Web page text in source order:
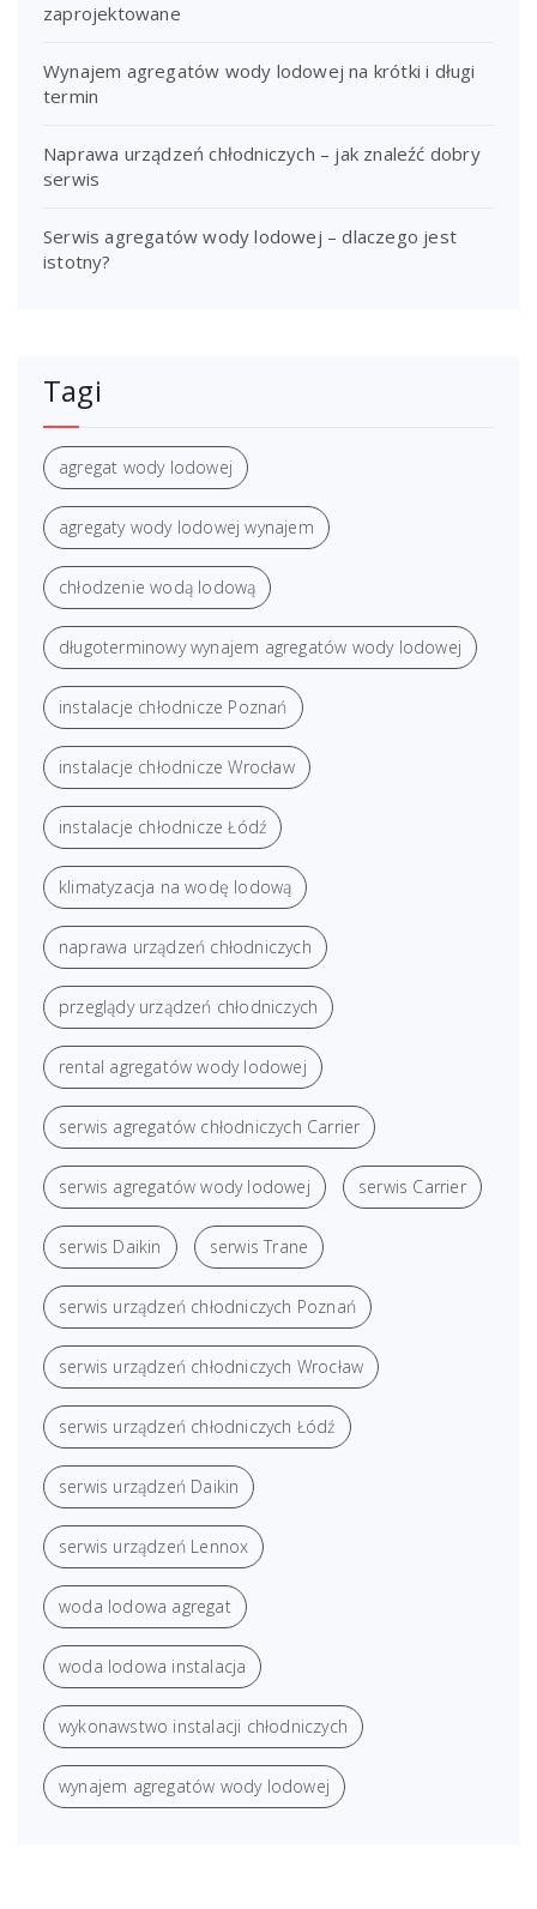
zaprojektowane
Wynajem agregatów wody lodowej na krótki i długi
termin
Naprawa urządzeń chłodniczych – jak znaleźć dobry
serwis
Serwis agregatów wody lodowej – dlaczego jest
istotny?
Tagi
agregat wody lodowej
agregaty wody lodowej wynajem
chłodzenie wodą lodową
długoterminowy wynajem agregatów wody lodowej
instalacje chłodnicze Poznań
instalacje chłodnicze Wrocław
instalacje chłodnicze Łódź
klimatyzacja na wodę lodową
naprawa urządzeń chłodniczych
przeglądy urządzeń chłodniczych
rental agregatów wody lodowej
serwis agregatów chłodniczych Carrier
serwis agregatów wody lodowej serwis Carrier
serwis Daikin serwis Trane
serwis urządzeń chłodniczych Poznań
serwis urządzeń chłodniczych Wrocław
serwis urządzeń chłodniczych Łódź
serwis urządzeń Daikin
serwis urządzeń Lennox
woda lodowa agregat
woda lodowa instalacja
wykonawstwo instalacji chłodniczych
wynajem agregatów wody lodowej